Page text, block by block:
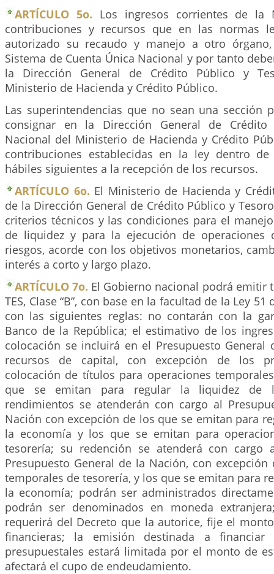
ARTÍCULO 5o. Los ingresos corrientes de la
contribuciones y recursos que en las normas
autorizado su recaudo y manejo a otro
Sistema de Cuenta Única Nacional y por tanto
la Dirección General de Crédito Público y
Ministerio de Hacienda y Crédito Público.
Las superintendencias que no sean una sección
consignar en la Dirección General de
Nacional del Ministerio de Hacienda y Crédito
contribuciones establecidas en la ley dentro
hábiles siguientes a la recepción de los recursos.
ARTÍCULO 6o. El Ministerio de Hacienda y
de la Dirección General de Crédito Público y
criterios técnicos y las condiciones para el
de liquidez y para la ejecución de operaciones
riesgos, acorde con los objetivos monetarios,
interés a corto y largo plazo.
ARTÍCULO 7o. El Gobierno nacional podrá emitir
TES, Clase “B”, con base en la facultad de la Ley
con las siguientes reglas: no contarán con la
Banco de la República; el estimativo de los
colocación se incluirá en el Presupuesto General
recursos de capital, con excepción de los
colocación de títulos para operaciones
que se emitan para regular la liquidez de
rendimientos se atenderán con cargo al
Nación con excepción de los que se emitan para
la economía y los que se emitan para
tesorería; su redención se atenderá con cargo
Presupuesto General de la Nación, con excepción
temporales de tesorería, y los que se emitan para
la economía; podrán ser administrados
podrán ser denominados en moneda
requerirá del Decreto que la autorice, fije el
financieras; la emisión destinada a financiar
presupuestales estará limitada por el monto de
afectará el cupo de endeudamiento.